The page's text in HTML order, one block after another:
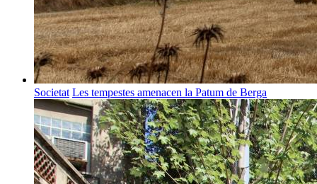
Societat Les tempestes amenacen la Patum de Berga